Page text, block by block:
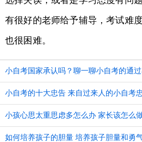
有很好的老师给予辅导，考试难
也很困难。
小自考国家承认吗？聊一聊小自考的通
小自考的十大忠告 来自过来人的小自考
小孩心思太重思虑多怎么办 家长该怎么
如何培养孩子的胆量 培养孩子胆量和勇